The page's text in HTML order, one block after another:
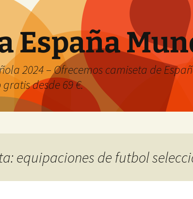
España
2024 – Ofrecemos camiseta de
desde 69 €.
equipaciones de futbol